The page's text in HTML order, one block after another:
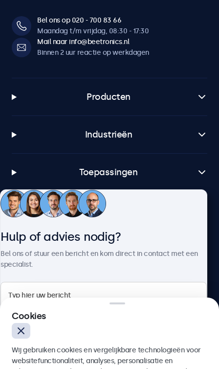
Bel ons op 020 - 700 83 66
Maandag t/m vrijdag, 08:30 - 17:30
Mail naar info@beetronics.nl
Binnen 2 uur reactie op werkdagen
Producten
Industrieën
Toepassingen
Klantenservice
4.8/5 door 5000+ bedrijven
Hulp of advies nodig?
Bel ons of stuur een bericht en kom direct in contact met een
specialist.
Cookies
Wij gebruiken cookies en vergelijkbare technologieën voor
websitefunctionaliteit, analyses, personalisatie en